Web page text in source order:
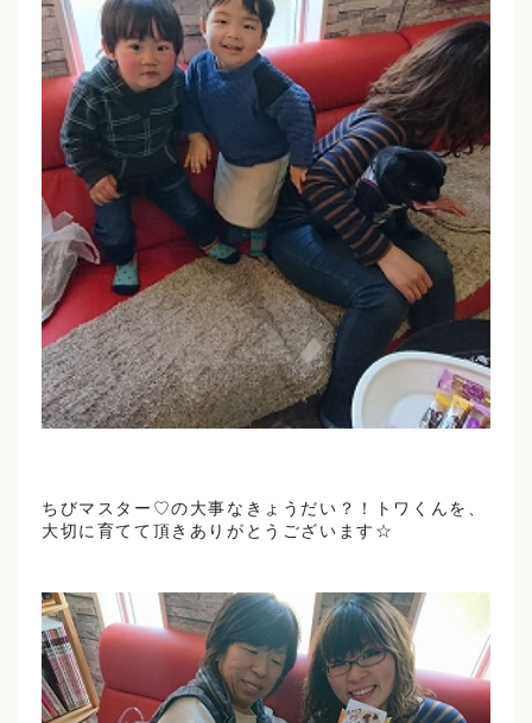
ちびマスター♡の大事なきょうだい？！トワくんを、
大切に育てて頂きありがとうございます☆